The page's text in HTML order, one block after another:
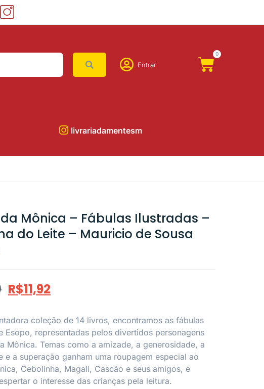
Entrar
0
livrariadamentesm
Mônica – Fábulas Ilustradas –
do Leite – Mauricio de Sousa
R$11,92
coleção de 14 livros, encontramos as fábulas
Esopo, representadas pelos divertidos personagens
Mônica. Temas como a amizade, a generosidade, a
e a superação ganham uma roupagem especial ao
Cebolinha, Magali, Cascão e seus amigos, e
o interesse das crianças pela leitura.